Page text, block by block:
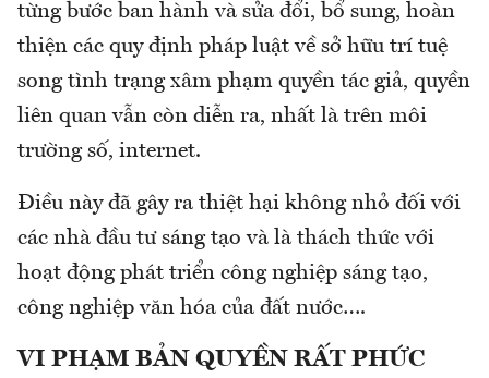
từng bước ban hành và sửa đổi, bổ sung, hoàn
thiện các quy định pháp luật về sở hữu trí tuệ
song tình trạng xâm phạm quyền tác giả, quyền
liên quan vẫn còn diễn ra, nhất là trên môi
trường số, internet.
Điều này đã gây ra thiệt hại không nhỏ đối với
các nhà đầu tư sáng tạo và là thách thức với
hoạt động phát triển công nghiệp sáng tạo,
công nghiệp văn hóa của đất nước….
VI PHẠM BẢN QUYỀN RẤT PHỨC